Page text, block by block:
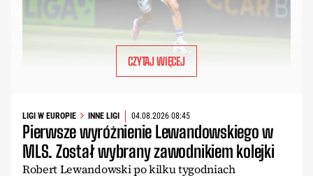
CZYTAJ WIĘCEJ
LIGI W EUROPIE INNE LIGI 04.08.2026 08:45
Pierwsze wyróżnienie Lewandowskiego w
MLS. Został wybrany zawodnikiem kolejki
Robert Lewandowski po kilku tygodniach